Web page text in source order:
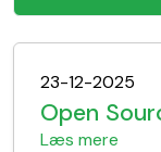
23-12-2025
Open
Læs mere